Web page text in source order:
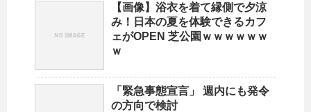
【画像】浴衣を着て縁側で夕涼
み！日本の夏を体験できるカフ
ェがOPEN 芝公園ｗｗｗｗｗｗ
ｗ
「緊急事態宣言」 週内にも発令
の方向で検討